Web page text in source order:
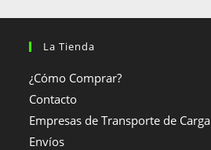
La Tienda
¿Cómo Comprar?
Contacto
Empresas de Transporte de Carga
Envíos